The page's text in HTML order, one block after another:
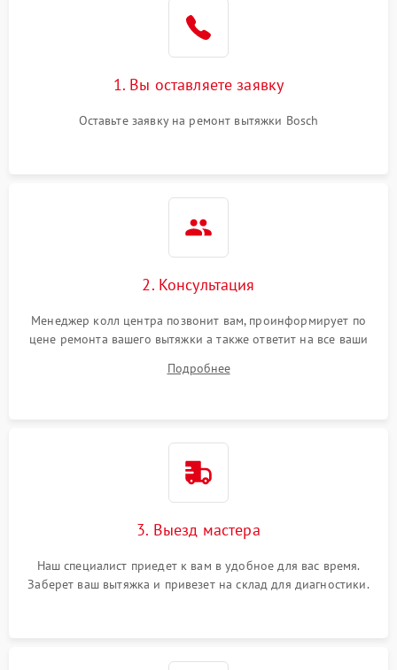
1. Вы оставляете заявку
Оставьте заявку на ремонт вытяжки Bosch
2. Консультация
Менеджер колл центра позвонит вам, проинформирует по
цене ремонта вашего вытяжки а также ответит на все ваши
Подробнее
3. Выезд мастера
Наш специалист приедет к вам в удобное для вас время.
Заберет ваш вытяжка и привезет на склад для диагностики.